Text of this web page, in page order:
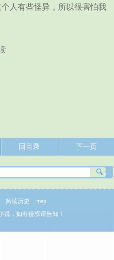
人有些怪异，所以很害怕我
回目录 下一页
阅读历史
map
说，如有侵权请告知！